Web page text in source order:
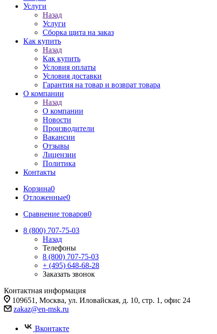
Услуги
Назад
Услуги
Сборка щита на заказ
Как купить
Назад
Как купить
Условия оплаты
Условия доставки
Гарантия на товар и возврат товара
О компании
Назад
О компании
Новости
Производители
Вакансии
Отзывы
Лицензии
Политика
Контакты
Корзина0
Отложенные0
Сравнение товаров0
8 (800) 707-75-03
Назад
Телефоны
8 (800) 707-75-03
+ (495) 648-68-28
Заказать звонок
Контактная информация
109651, Москва, ул. Иловайская, д. 10, стр. 1, офис 24
zakaz@en-msk.ru
Вконтакте